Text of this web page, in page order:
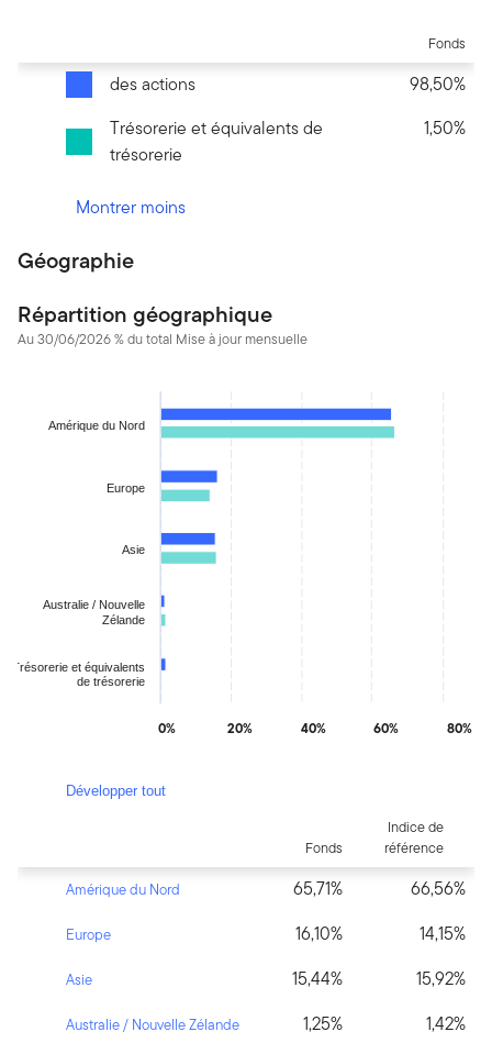
Fonds
des actions
98,50%
Trésorerie et équivalents de
trésorerie
1,50%
Montrer moins
Géographie
Répartition géographique
Au 30/06/2026 % du total Mise à jour mensuelle
Bar chart with 2 data series.
The chart has 1 X axis displaying categories.
The chart has 1 Y axis displaying values. Data ranges from
Amérique du Nord
Europe
Asie
Australie / Nouvelle
Zélande
Trésorerie et équivalents
de trésorerie
0% 20% 40% 60% 80%
Développer tout
Fonds
Indice de
référence
Amérique du Nord
65,71% 66,56%
Europe 16,10% 14,15%
Asie 15,44% 15,92%
Australie / Nouvelle Zélande 1,25% 1,42%